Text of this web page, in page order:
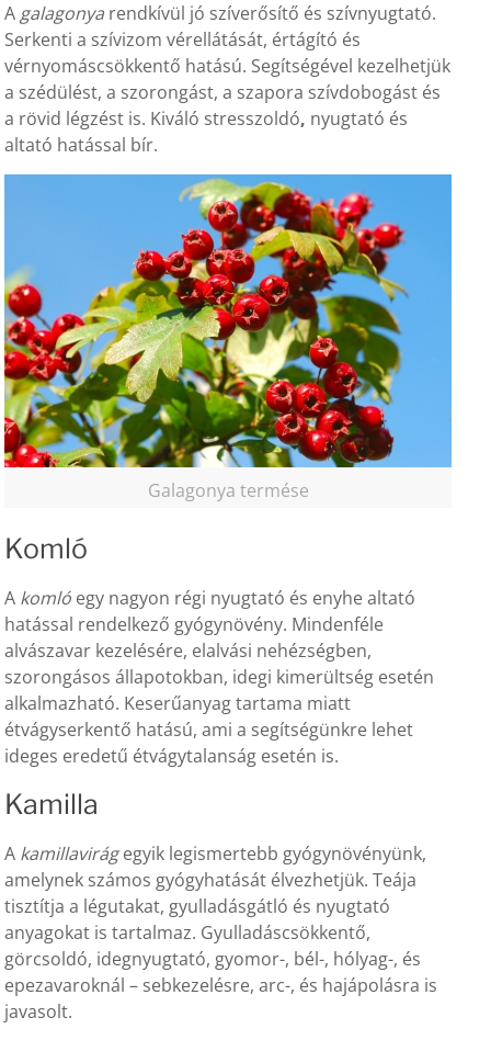
Agalagonya rendkívül jó szíverősítő és szívnyugtató.
Serkenti a szívizom vérellátását, értágító és
vérnyomáscsökkentő hatású. Segítségével kezelhetjük
a szédülést, a szorongást, a szapora szívdobogást és
a rövid légzést is. Kiváló stresszoldó, nyugtató és
altató hatással bír.
Galagonya termése
Komló
A komló egy nagyon régi nyugtató és enyhe altató
hatással rendelkező gyógynövény. Mindenféle
alvászavar kezelésére, elalvási nehézségben,
szorongásos állapotokban, idegi kimerültség esetén
alkalmazható. Keserűanyag tartama miatt
étvágyserkentő hatású, ami a segítségünkre lehet
ideges eredetű étvágytalanság esetén is.
Kamilla
A kamillavirágegyik legismertebb gyógynövényünk,
amelynek számos gyógyhatását élvezhetjük. Teája
tisztítja a légutakat, gyulladásgátló és nyugtató
anyagokat is tartalmaz. Gyulladáscsökkentő,
görcsoldó, idegnyugtató, gyomor-, bél-, hólyag-, és
epezavaroknál – sebkezelésre, arc-, és hajápolásra is
javasolt.